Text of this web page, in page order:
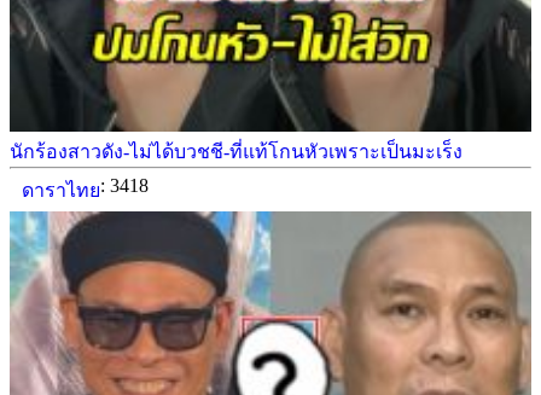
นักร้องสาวดัง-ไม่ได้บวชชี-ที่แท้โกนหัวเพราะเป็นมะเร็ง
ดาราไทย: 3418